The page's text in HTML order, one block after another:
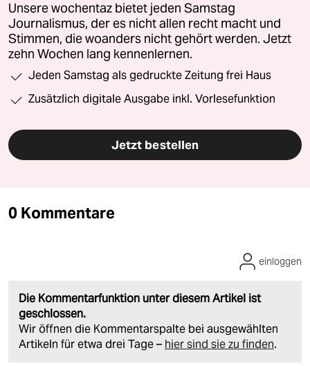
Unsere wochentaz bietet jeden Samstag
Journalismus, der es nicht allen recht macht und
Stimmen, die woanders nicht gehört werden. Jetzt
zehn Wochen lang kennenlernen.
Jeden Samstag als gedruckte Zeitung frei Haus
Zusätzlich digitale Ausgabe inkl. Vorlesefunktion
Jetzt bestellen
0 Kommentare
Die Kommentarfunktion unter diesem Artikel ist
geschlossen.
Wir öffnen die Kommentarspalte bei ausgewählten
Artikeln für etwa drei Tage – hier sind sie zu finden.
einloggen